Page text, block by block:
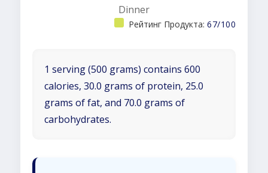
Dinner
Рейтинг Продукта: 67/100
1 serving (500 grams) contains 600
calories, 30.0 grams of protein, 25.0
grams of fat, and 70.0 grams of
carbohydrates.